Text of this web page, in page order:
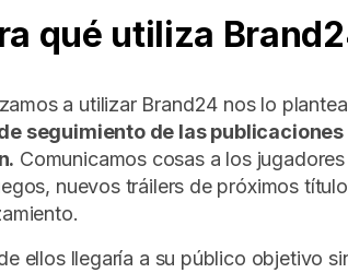
qué utiliza
a utilizar Brand24 nos lo
seguimiento de las
Comunicamos cosas a los
nuevos tráilers de próximos
ellos llegaría a su público objetivo